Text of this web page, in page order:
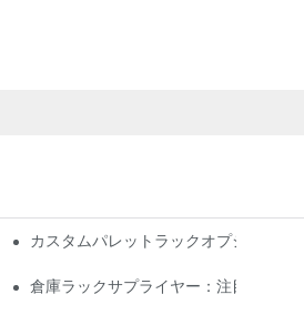
ンカスタムパレットラックオプション：
倉庫ラックサプライヤー：注目すべき点